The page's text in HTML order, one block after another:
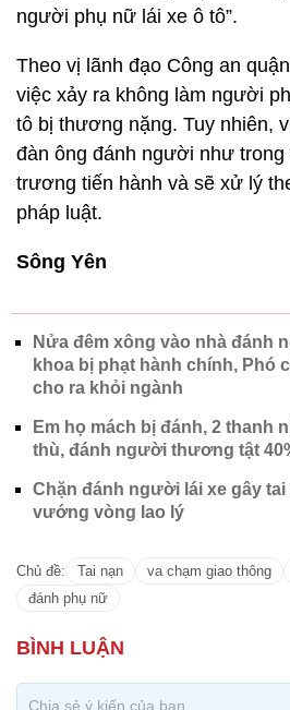
người phụ nữ lái xe ô tô”.
Theo vị lãnh đạo Công an
việc xảy ra không làm người
tô bị thương nặng. Tuy nhiên,
đàn ông đánh người như
trương tiến hành và sẽ xử lý
pháp luật.
Sông Yên
Nửa đêm xông vào nhà đánh
khoa bị phạt hành chính, Phó
cho ra khỏi ngành
Em họ mách bị đánh, 2 thanh
thù, đánh người thương tật
Chặn đánh người lái xe gây tai
vướng vòng lao lý
Chủ đề: Tai nạn va chạm giao thông
đánh phụ nữ